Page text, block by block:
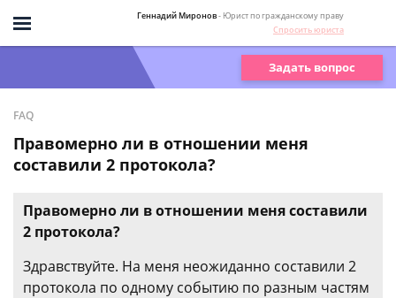
Геннадий Миронов- Юрист по гражданскому праву
Спросить юриста
Задать вопрос
FAQ
Правомерно ли в отношении меня
составили 2 протокола?
Правомерно ли в отношении меня составили
2 протокола?
Здравствуйте. На меня неожиданно составили 2
протокола по одному событию по разным частям